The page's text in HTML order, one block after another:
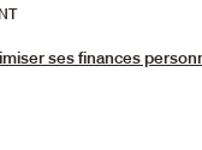
ses finances